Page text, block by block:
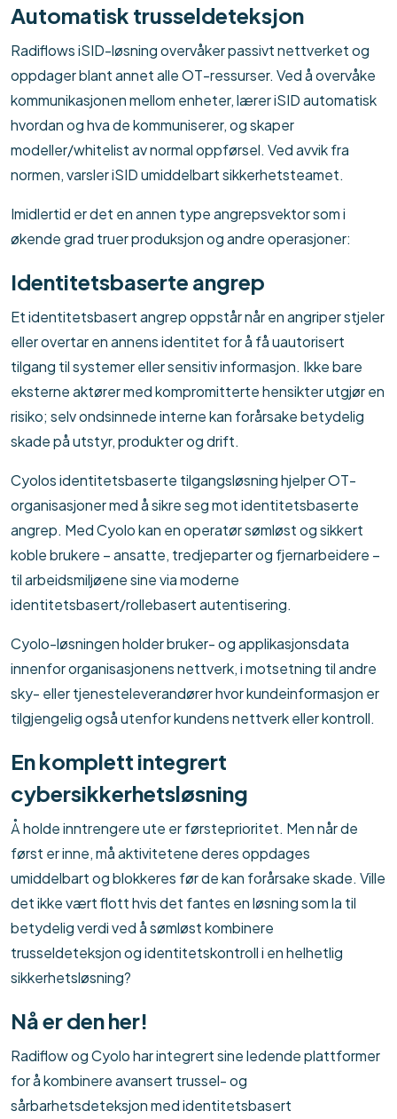
Automatisk trusseldeteksjon
Radiflows iSID-løsning overvåker passivt nettverket og
oppdager blant annet alle OT-ressurser. Ved å overvåke
kommunikasjonen mellom enheter, lærer iSID automatisk
hvordan og hva de kommuniserer, og skaper
modeller/whitelist av normal oppførsel. Ved avvik fra
normen, varsler iSID umiddelbart sikkerhetsteamet.
Imidlertid er det en annen type angrepsvektor som i
økende grad truer produksjon og andre operasjoner:
Identitetsbaserte angrep
Et identitetsbasert angrep oppstår når en angriper stjeler
eller overtar en annens identitet for å få uautorisert
tilgang til systemer eller sensitiv informasjon. Ikke bare
eksterne aktører med kompromitterte hensikter utgjør en
risiko; selv ondsinnede interne kan forårsake betydelig
skade på utstyr, produkter og drift.
Cyolos identitetsbaserte tilgangsløsning hjelper OT-
organisasjoner med å sikre seg mot identitetsbaserte
angrep. Med Cyolo kan en operatør sømløst og sikkert
koble brukere – ansatte, tredjeparter og fjernarbeidere –
til arbeidsmiljøene sine via moderne
identitetsbasert/rollebasert autentisering.
Cyolo-løsningen holder bruker- og applikasjonsdata
innenfor organisasjonens nettverk, i motsetning til andre
sky- eller tjenesteleverandører hvor kundeinformasjon er
tilgjengelig også utenfor kundens nettverk eller kontroll.
En komplett integrert
cybersikkerhetsløsning
Å holde inntrengere ute er førsteprioritet. Men når de
først er inne, må aktivitetene deres oppdages
umiddelbart og blokkeres før de kan forårsake skade. Ville
det ikke vært flott hvis det fantes en løsning som la til
betydelig verdi ved å sømløst kombinere
trusseldeteksjon og identitetskontroll i en helhetlig
sikkerhetsløsning?
Nå er den her!
Radiflow og Cyolo har integrert sine ledende plattformer
for å kombinere avansert trussel- og
sårbarhetsdeteksjon med identitetsbasert